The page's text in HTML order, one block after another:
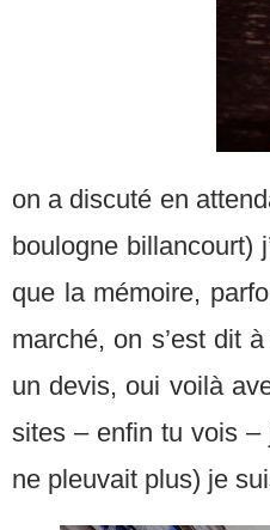
on a discuté en
boulogne billancourt)
que la mémoire,
marché, on s’est dit
un devis, oui voilà
sites – enfin tu vois –
ne pleuvait plus) je